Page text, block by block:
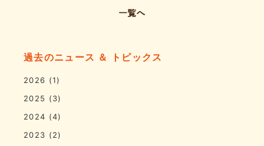
過去のニュース ＆ トピックス
2026 (1)
2025 (3)
2024 (4)
2023 (2)